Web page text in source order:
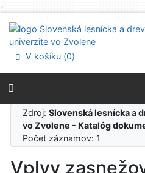
-
Prejsť na menu
Prehlásenie o webovej
V košíku (0)
Zdroj:Slovenská lesnícka a
vo Zvolene - Katalóg
Počet záznamov: 1
Vplyv